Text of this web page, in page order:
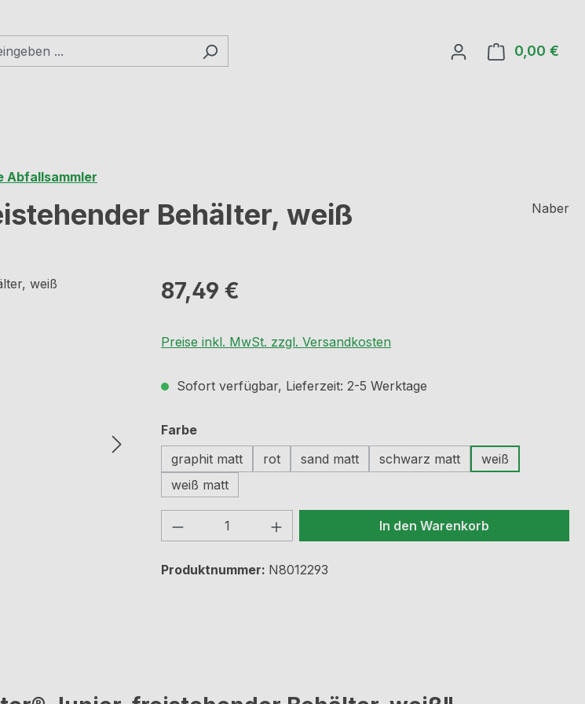
0,00 €
Abfallsammler
Behälter, weiß Naber
Regulärer Preis:
87,49 €
Preise inkl. MwSt. zzgl. Versandkosten
Sofort verfügbar, Lieferzeit: 2-5 Werktage
Farbeauswählen
graphit matt
rot sand matt schwarz matt
weiß
weiß matt
Produkt Anzahl: Gib den gewünschten Wert
In den Warenkorb
Produktnummer: N8012293